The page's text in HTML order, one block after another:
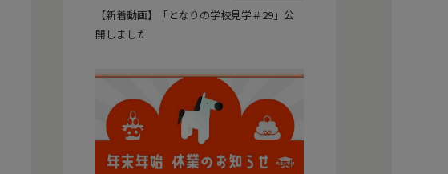
【新着動画】「となりの学校見学＃29」公
開しました